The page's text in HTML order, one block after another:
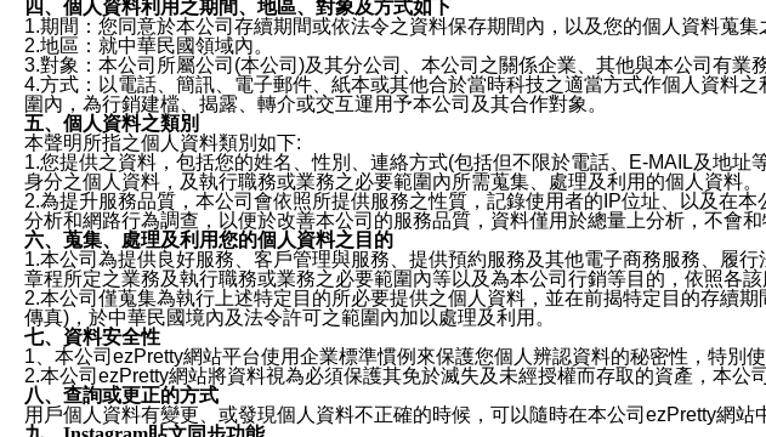
四、個人資料利用之期間、地區、對象及方式如下
1.期間：您同意於本公司存續期間或依法令之資料保存期間內，以及您的個人資料蒐
2.地區：就中華民國領域內。
3.對象：本公司所屬公司(本公司)及其分公司、本公司之關係企業、其他與本公司有業
4.方式：以電話、簡訊、電子郵件、紙本或其他合於當時科技之適當方式作個人資料
圍內，為行銷建檔、揭露、轉介或交互運用予本公司及其合作對象。
五、個人資料之類別
本聲明所指之個人資料類別如下:
1.您提供之資料，包括您的姓名、性別、連絡方式(包括但不限於電話、E-MAIL及地
身分之個人資料，及執行職務或業務之必要範圍內所需蒐集、處理及利用的個人資料。
2.為提升服務品質，本公司會依照所提供服務之性質，記錄使用者的IP位址、以及在
分析和網路行為調查，以便於改善本公司的服務品質，資料僅用於總量上分析，不會和
六、蒐集、處理及利用您的個人資料之目的
1.本公司為提供良好服務、客戶管理與服務、提供預約服務及其他電子商務服務、履
章程所定之業務及執行職務或業務之必要範圍內等以及為本公司行銷等目的，依照各
2.本公司僅蒐集為執行上述特定目的所必要提供之個人資料，並在前揭特定目的存續
傳真)，於中華民國境內及法令許可之範圍內加以處理及利用。
七、資料安全性
1、本公司ezPretty網站平台使用企業標準慣例來保護您個人辨認資料的秘密性，特別
2.本公司ezPretty網站將資料視為必須保護其免於滅失及未經授權而存取的資產，本
八、查詢或更正的方式
用戶個人資料有變更、或發現個人資料不正確的時候，可以隨時在本公司ezPretty網站